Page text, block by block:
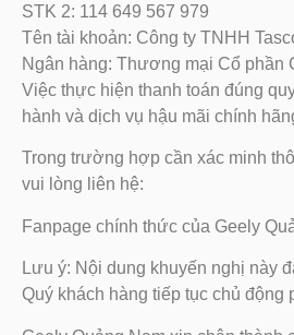
STK 2: 114 649 567 979
Tên tài khoản: Công ty TNHH
Ngân hàng: Thương mại Cổ
Việc thực hiện thanh toán đúng
hành và dịch vụ hậu mãi chính
Trong trường hợp cần xác minh
vui lòng liên hệ:
Fanpage chính thức của Geely
Lưu ý: Nội dung khuyến nghị này
Quý khách hàng tiếp tục chủ